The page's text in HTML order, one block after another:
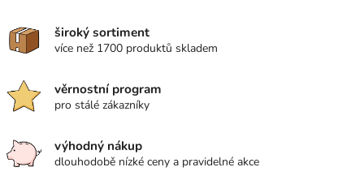
široký sortiment
více než 1700 produktů skladem
věrnostní program
pro stálé zákazníky
výhodný nákup
dlouhodobě nízké ceny a pravidelné akce